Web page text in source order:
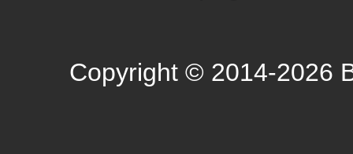
Copyright © 2014-2026